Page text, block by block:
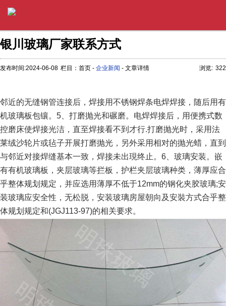
银川玻璃厂家联系方式
发布时间:2024-06-08 栏目：首页 - 企业新闻 - 文章详情 浏览: 322
邻近的无缝钢管连接后，焊接用不锈钢焊条电焊焊接，随后用有
机玻璃板包镶。5、打磨抛光和碾磨。电焊焊接后，用便携式数
控磨床使焊接光洁，直至焊接看不到才行.打磨抛光时，采用法
莱绒沙轮片或毡子开展打磨抛光，另外采用相对的抛光蜡，直到
与邻近对接焊缝基本一致，焊接未出現终止。6、玻璃安装。嵌
有有机玻璃板，夹层玻璃等拦板，护栏夹层玻璃种类，薄厚应合
乎整体规划规定，并应选用薄厚不低于12mm的钢化夹胶玻璃;安
装玻璃应安全性，无松脱，安装玻璃房屋朝向及安裝方式合乎整
体规划规定和(JGJ113-97)的相关要求。